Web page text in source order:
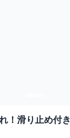
！滑り止め付